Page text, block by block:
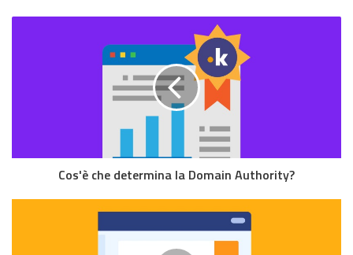
Cos'è che determina la Domain Authority?